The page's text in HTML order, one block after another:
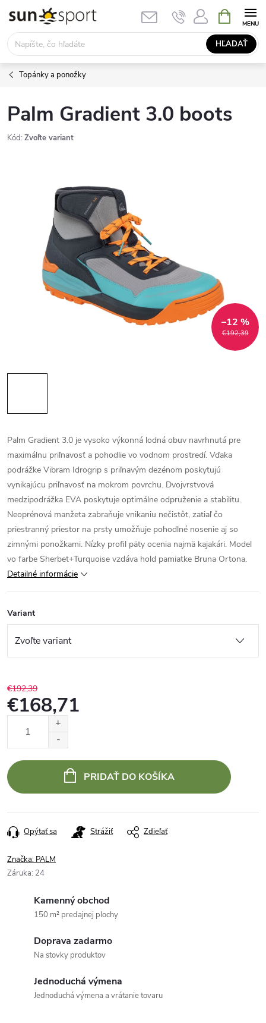
obsah
HĽADAŤ
KOŠÍK
Topánky a ponožky
Palm Gradient 3.0 boots
Kód: Zvoľte variant
€192,39
–12 %
Palm Gradient 3.0 je vysoko výkonná lodná obuv navrhnutá pre
maximálnu priľnavosť a pohodlie vo vodnom prostredí. Vďaka
podrážke Vibram Idrogrip s priľnavým dezénom poskytujú
vynikajúcu priľnavosť na mokrom povrchu. Dvojvrstvová
medzipodrážka EVA poskytuje optimálne odpruženie a stabilitu.
Neoprénová manžeta zabraňuje vnikaniu nečistôt, zatiaľ čo
priestranný priestor na prsty umožňuje pohodlné nosenie aj so
zimnými ponožkami. Nízky profil päty ocenia najmä kajakári. Model
vo farbe Sherbet+Turquoise vzdáva hold pamiatke Bruna Ortona.
Detailné informácie
Variant
€192,39
€168,71
PRIDAŤ DO KOŠÍKA
Opýtať sa Strážiť Zdieľať
Značka: PALM
Záruka: 24
Kamenný obchod
150 m² predajnej plochy
Doprava zadarmo
Na stovky produktov
Jednoduchá výmena
Jednoduchá výmena a vrátanie tovaru